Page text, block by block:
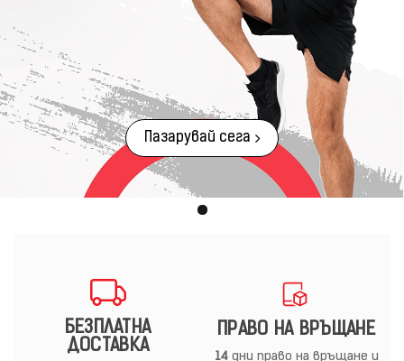
Пазарувай сега
БЕЗПЛАТНА
ДОСТАВКА
ПРАВО НА ВРЪЩАНЕ
14дни право на връщане и